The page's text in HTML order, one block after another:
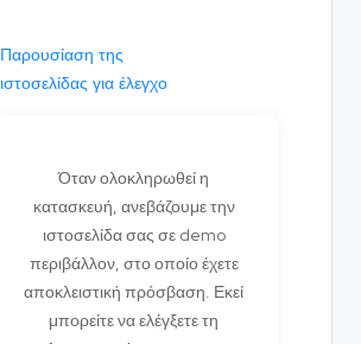
Παρουσίαση της
ιστοσελίδας για έλεγχο
Όταν ολοκληρωθεί η
κατασκευή, ανεβάζουμε την
ιστοσελίδα σας σε demo
περιβάλλον, στο οποίο έχετε
αποκλειστική πρόσβαση. Εκεί
μπορείτε να ελέγξετε τη